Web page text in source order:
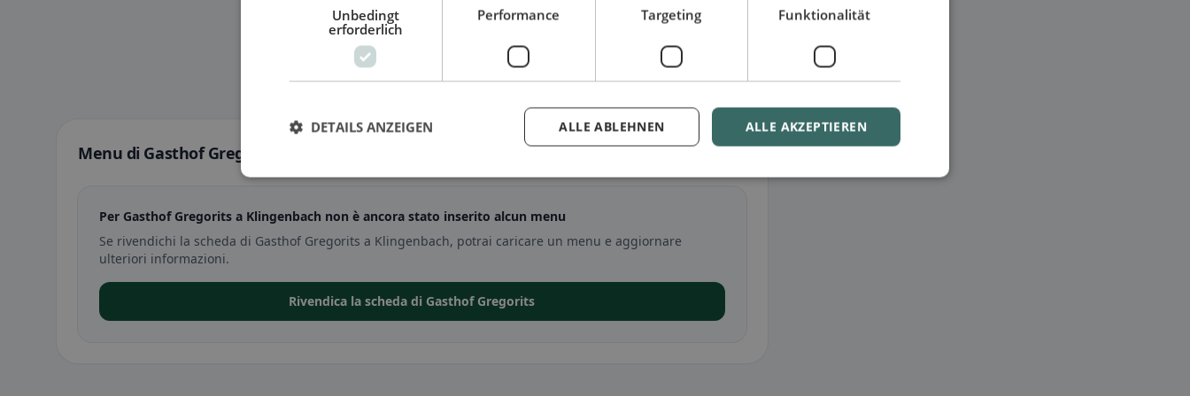
Menu di Gasthof Gregorits a Klingenbach
Per Gasthof Gregorits a Klingenbach non è ancora stato inserito alcun menu
Se rivendichi la scheda di Gasthof Gregorits a Klingenbach, potrai caricare un menu e aggiornare
ulteriori informazioni.
Rivendica la scheda di Gasthof Gregorits
Unbedingt
erforderlich
Performance Targeting Funktionalität
ALLE AKZEPTIEREN
ALLE ABLEHNEN
DETAILS ANZEIGEN